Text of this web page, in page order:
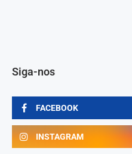
Siga-nos
FACEBOOK
INSTAGRAM